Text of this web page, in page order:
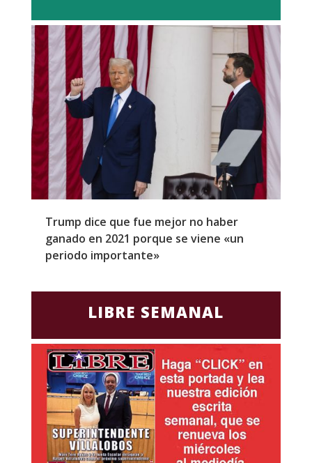
Trump dice que fue mejor no haber
ganado en 2021 porque se viene «un
periodo importante»
LIBRE SEMANAL